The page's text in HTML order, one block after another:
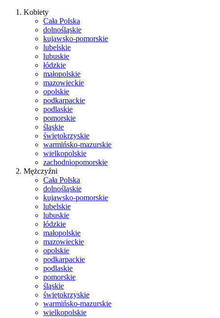
Kobiety
Cała Polska
dolnośląskie
kujawsko-pomorskie
lubelskie
lubuskie
łódzkie
małopolskie
mazowieckie
opolskie
podkarpackie
podlaskie
pomorskie
śląskie
świętokrzyskie
warmińsko-mazurskie
wielkopolskie
zachodniopomorskie
Mężczyźni
Cała Polska
dolnośląskie
kujawsko-pomorskie
lubelskie
lubuskie
łódzkie
małopolskie
mazowieckie
opolskie
podkarpackie
podlaskie
pomorskie
śląskie
świętokrzyskie
warmińsko-mazurskie
wielkopolskie